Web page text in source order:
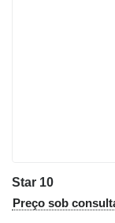
Star 10
Preço sob